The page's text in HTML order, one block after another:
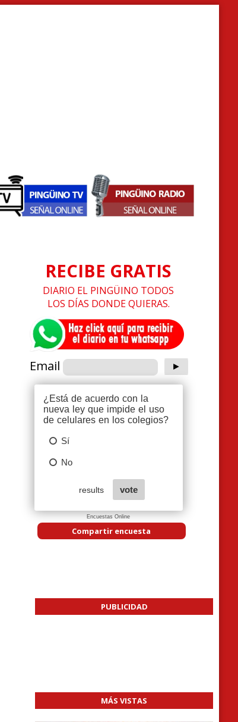
RECIBE GRATIS
DIARIO EL PINGÜINO TODOS
LOS DÍAS DONDE QUIERAS.
Email
Encuestas Online
Compartir encuesta
PUBLICIDAD
MÁS VISTAS